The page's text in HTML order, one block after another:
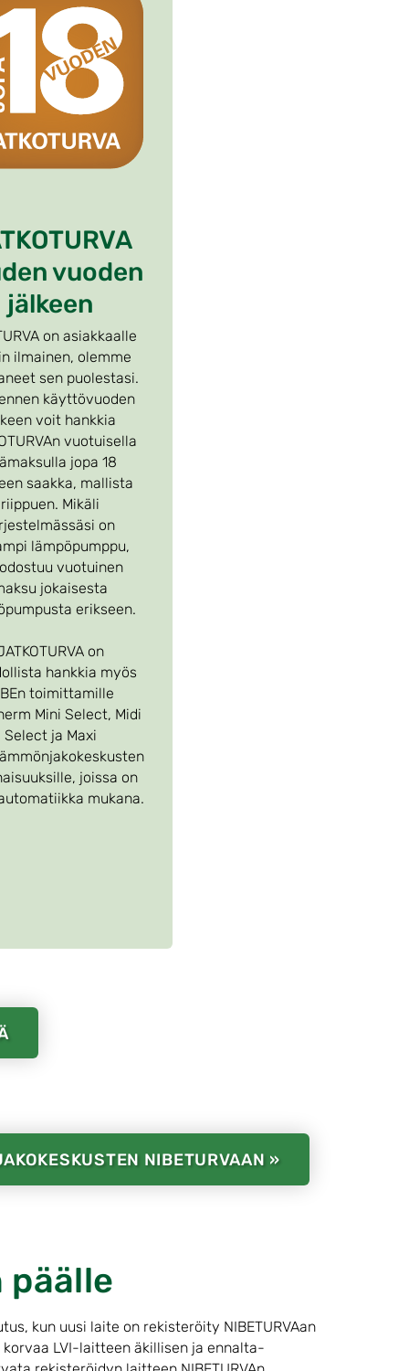
vuoden
jälkeen
on asiakkaalle
ilmainen, olemme
sen puolestasi.
käyttövuoden
voit hankkia
vuotuisella
jopa 18
saakka, mallista
riippuen. Mikäli
on
lämpöpumppu,
vuotuinen
jokaisesta
erikseen.
on
hankkia myös
toimittamille
Mini Select, Midi
Select ja Maxi
joissa on
mukana.
NIBETURVAAN »
kun uusi laite on rekisteröity NIBETURVAan
LVI-laitteen äkillisen ja ennalta-